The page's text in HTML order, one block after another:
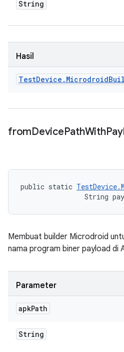
String
Hasil
TestDevice . Microdroid
fromDevicePathWith
public static
String
Membuat builder Microdroid
nama program biner payload di
Parameter
apkPath
String